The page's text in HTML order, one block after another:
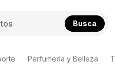
Busca
Perfumería y Belleza